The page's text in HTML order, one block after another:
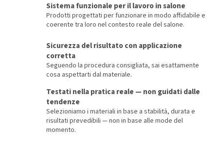
Sistema funzionale per il lavoro in salone
Prodotti progettati per funzionare in modo affidabile e
coerente tra loro nel contesto reale del salone.
Sicurezza del risultato con applicazione
corretta
Seguendo la procedura consigliata, sai esattamente
cosa aspettarti dal materiale.
Testati nella pratica reale — non guidati dalle
tendenze
Selezioniamo i materiali in base a stabilità, durata e
risultati prevedibili — non in base alle mode del
momento.